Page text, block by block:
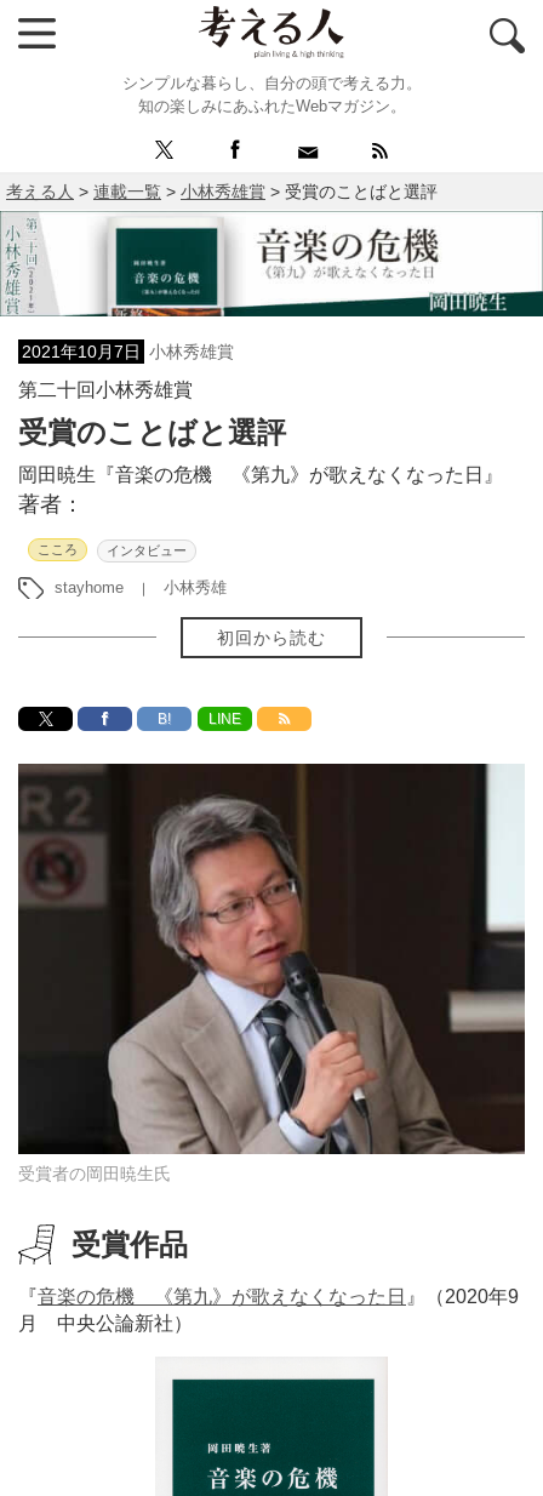
シンプルな暮らし、自分の頭で考える力。
知の楽しみにあふれたWebマガジン。
考える人 > 連載一覧 > 小林秀雄賞 > 受賞のことばと選評
2021年10月7日 小林秀雄賞
第二十回小林秀雄賞
受賞のことばと選評
岡田暁生『音楽の危機 《第九》が歌えなくなった日』
著者：
こころ インタビュー
stayhome 小林秀雄
初回から読む
B! LINE
受賞者の岡田暁生氏
受賞作品
『音楽の危機 《第九》が歌えなくなった日 』（2020年9
月 中央公論新社）